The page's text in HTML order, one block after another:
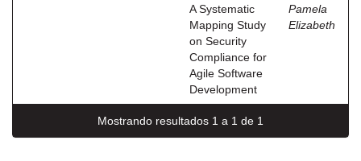
A Systematic
Mapping Study
on Security
Compliance for
Agile Software
Development
Pamela
Elizabeth
Mostrando resultados 1 a 1 de 1